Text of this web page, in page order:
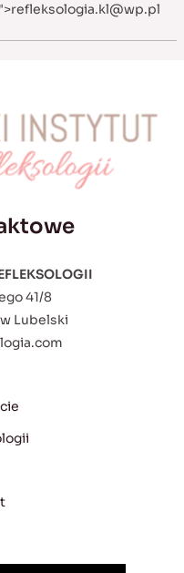
refleksologia.kl@wp.pl
41/8
Lubelski